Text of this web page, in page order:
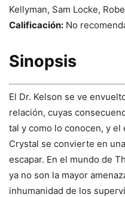
Kellyman, Sam Locke,
Calificación: No
Sinopsis
El Dr. Kelson se ve
relación, cuyas
tal y como lo conocen, y
Crystal se convierte en
escapar. En el mundo de
ya no son la mayor
inhumanidad de los